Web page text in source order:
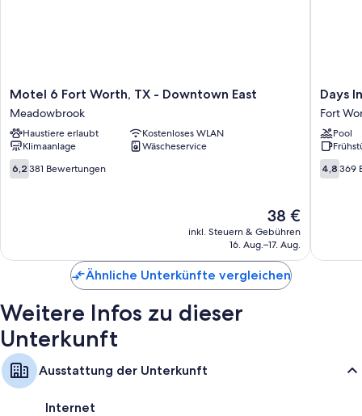
Badezimmer mit Duschwannen
34-Zoll-Flachbildfernseher mit Premium-TV-Sendern
Separate Sitzecken, separate Essbereiche und Kochnischen
Motel
6
Fort
Worth,
TX
-
Downtown
Motel 6 Fort Worth, TX - Downtown East
Meadowbrook
Haustiere erlaubt
Kostenloses WLAN
Klimaanlage
Wäscheservice
6.2
von
6,2 381 Bewertungen
Der
Preis
beträgt
38 €
inkl. Steuern & Gebühren
16. Aug.–17. Aug.
Days
Inn
by
South
Fort
Worth
Days
Fort
Pool
4.8
von
4,8 369
Ähnliche Unterkünfte vergleichen
Weitere Infos zu dieser
Unterkunft
Ausstattung der Unterkunft
Internet